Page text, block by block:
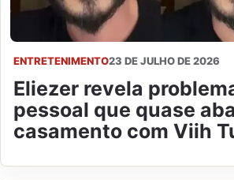
ENTRETENIMENTO23 DE JULHO DE 2026
Eliezer revela
pessoal que quase
casamento com Viih